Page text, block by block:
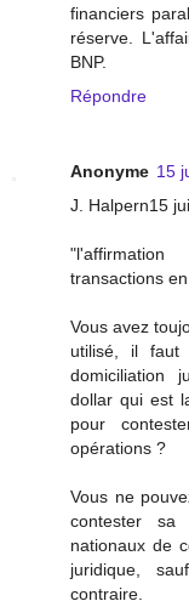
financiers
réserve.
BNP.
Répondre
Anonyme 15
J. Halpern15
transactions
Vous avez
utilisé, il
domiciliation
dollar qui est
pour
opérations ?
Vous ne
contester sa
nationaux de
juridique,
contraire.